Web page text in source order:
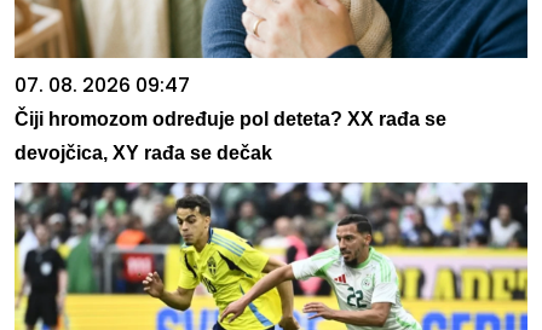
07. 08. 2026 09:47
Čiji hromozom određuje pol deteta? XX rađa se
devojčica, XY rađa se dečak